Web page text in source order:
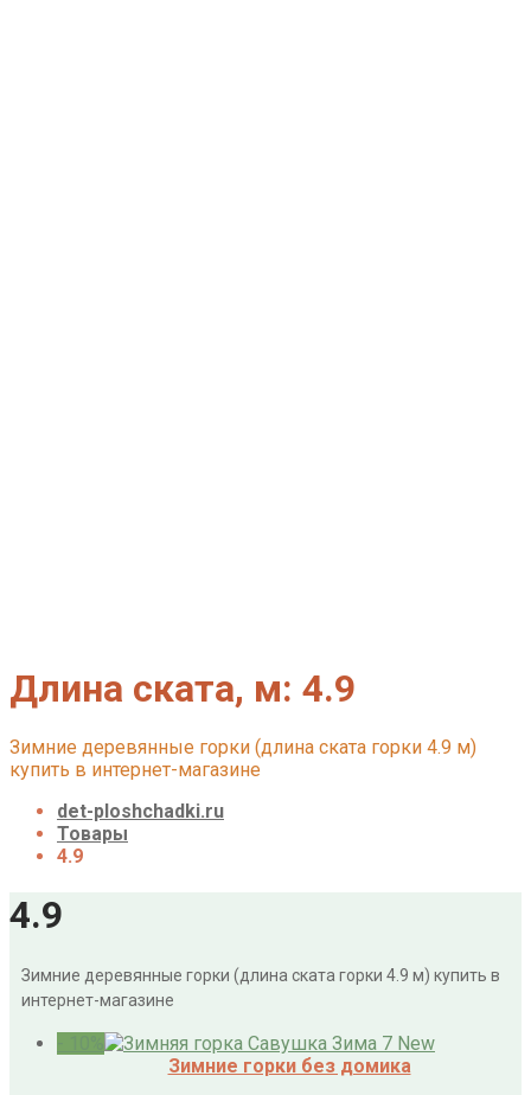
Длина ската, м: 4.9
Зимние деревянные горки (длина ската горки 4.9 м)
купить в интернет-магазине
det-ploshchadki.ru
Товары
4.9
4.9
Зимние деревянные горки (длина ската горки 4.9 м) купить в
интернет-магазине
Зимние горки без домика